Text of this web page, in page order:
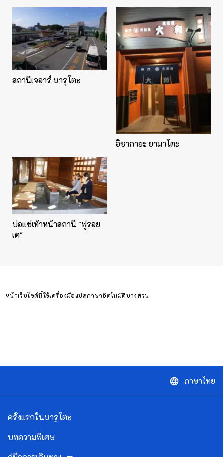
สถานีเจอาร์ นารุโตะ
อิซากายะ ยามาโตะ
บ่อแช่เท้าหน้าสถานี "ฟูรอย
เด"
หน้าเว็บไซต์นี้ใช้เครื่องมือแปลภาษาอัตโนมัติบางส่วน
language ภาษาไทย
ครั้งแรกในนารูโตะ
บทความพิเศษ